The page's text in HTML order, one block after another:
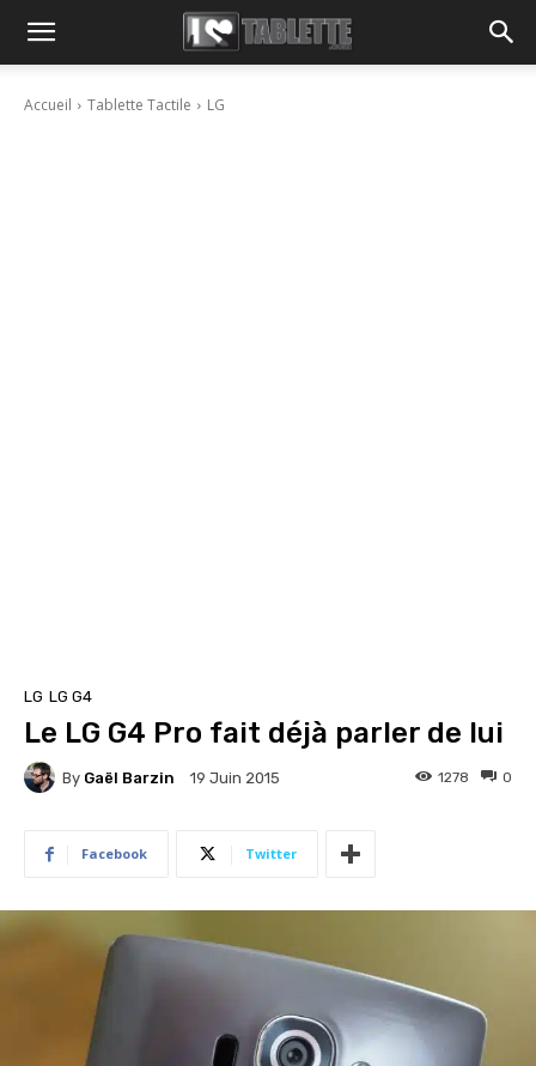
Accueil Tablette Tactile LG
LG LG G4
Le LG G4 Pro fait déjà parler de lui
By Gaël Barzin 19 Juin 2015 0
1278
Facebook Twitter